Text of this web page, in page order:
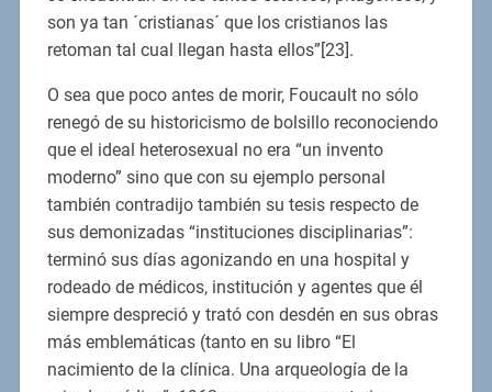
son ya tan ´cristianas´ que los cristianos las
retoman tal cual llegan hasta ellos”[23].
O sea que poco antes de morir, Foucault no sólo
renegó de su historicismo de bolsillo reconociendo
que el ideal heterosexual no era “un invento
moderno” sino que con su ejemplo personal
también contradijo también su tesis respecto de
sus demonizadas “instituciones disciplinarias”:
terminó sus días agonizando en una hospital y
rodeado de médicos, institución y agentes que él
siempre despreció y trató con desdén en sus obras
más emblemáticas (tanto en su libro “El
nacimiento de la clínica. Una arqueología de la